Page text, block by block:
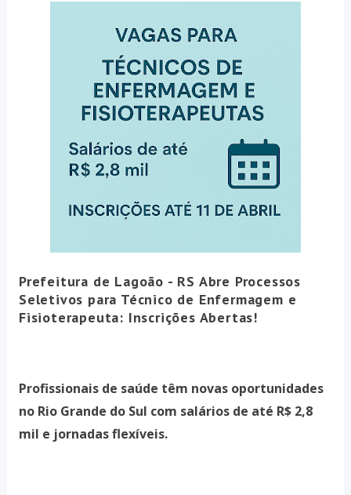
Prefeitura de Lagoão - RS Abre Processos
Seletivos para Técnico de Enfermagem e
Fisioterapeuta: Inscrições Abertas!
Profissionais de saúde têm novas oportunidades
no Rio Grande do Sul com salários de até R$ 2,8
mil e jornadas flexíveis.